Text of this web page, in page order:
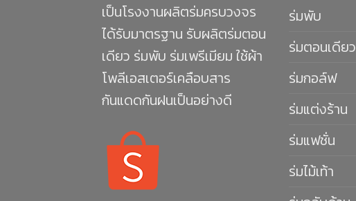
เป็นโรงงานผลิตร่มครบวงจร
ได้รับมาตรฐาน รับผลิตร่มตอน
เดียว ร่มพับ ร่มเพรีเมียม ใช้ผ้า
โพลีเอสเตอร์เคลือบสาร
กันแดดกันฝนเป็นอย่างดี
ร่มพับ
ร่มตอนเดียว
ร่มกอล์ฟ
ร่มแต่งร้าน
ร่มแฟชั่น
ร่มไม้เท้า